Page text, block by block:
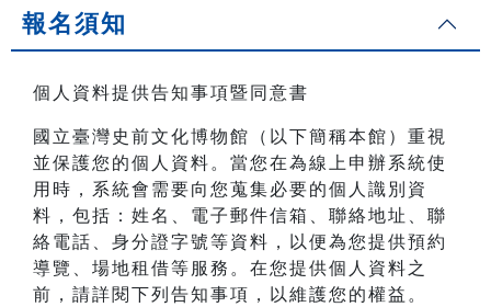
報名須知
個人資料提供告知事項暨同意書
國立臺灣史前文化博物館（以下簡稱本館）重視
並保護您的個人資料。當您在為線上申辦系統使
用時，系統會需要向您蒐集必要的個人識別資
料，包括：姓名、電子郵件信箱、聯絡地址、聯
絡電話、身分證字號等資料，以便為您提供預約
導覽、場地租借等服務。在您提供個人資料之
前，請詳閱下列告知事項，以維護您的權益。